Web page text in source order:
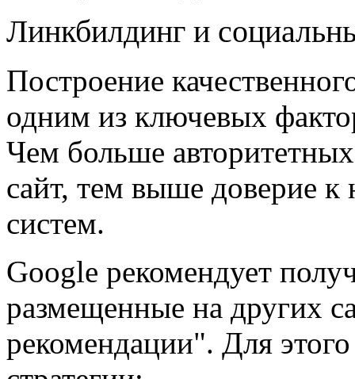
Линкбилдинг и
Построение
одним из ключевых
Чем больше
сайт, тем выше доверие
систем.
Google рекомендует
размещенные на других
рекомендации". Для